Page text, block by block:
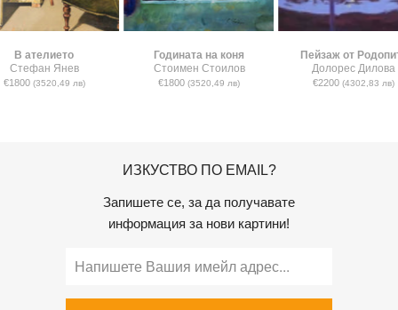
В ателието
Стефан Янев
€1800 (3520,49 лв)
Годината на коня
Стоимен Стоилов
€1800(3520,49 лв)
Пейзаж от
Долорес Дилова
€2200(4302,83 лв)
ИЗКУСТВО ПО EMAIL?
Запишете се, за да получавате
информация за нови картини!